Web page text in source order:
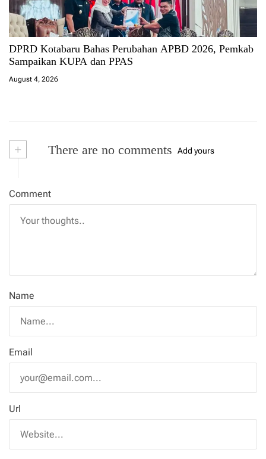
DPRD Kotabaru Bahas Perubahan APBD 2026, Pemkab
Sampaikan KUPA dan PPAS
August 4, 2026
+ There are no comments Add yours
Comment
Name
Email
Url